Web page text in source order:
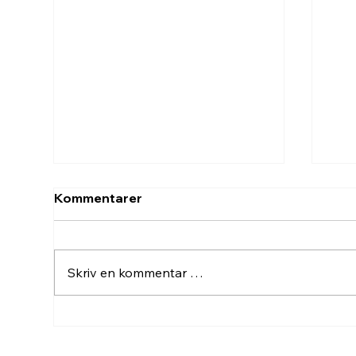
Modumheimen
Kommentarer
Skriv en kommentar …